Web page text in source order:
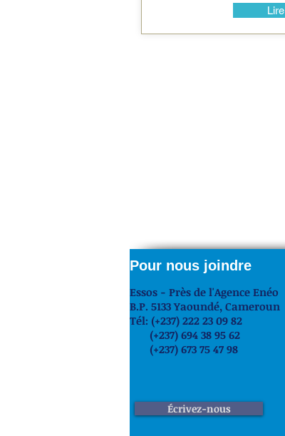
Lire
Pour nous joindre
Essos - Près de l'Agence Enéo
B.P. 5133 Yaoundé, Cameroun
Tél: (+237) 222 23 09 82
(+237) 694 38 95 62
(+237) 673 75 47 98
Écrivez-nous